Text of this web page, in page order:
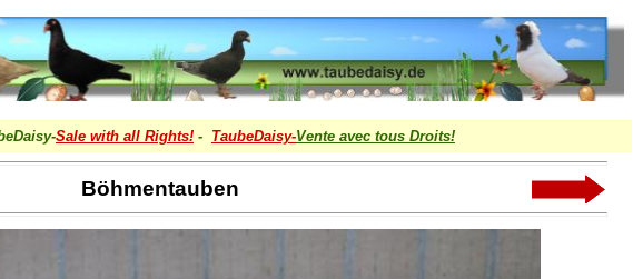
Sale with all Rights! - TaubeDaisy-Vente avec tous Droits!
Böhmentauben